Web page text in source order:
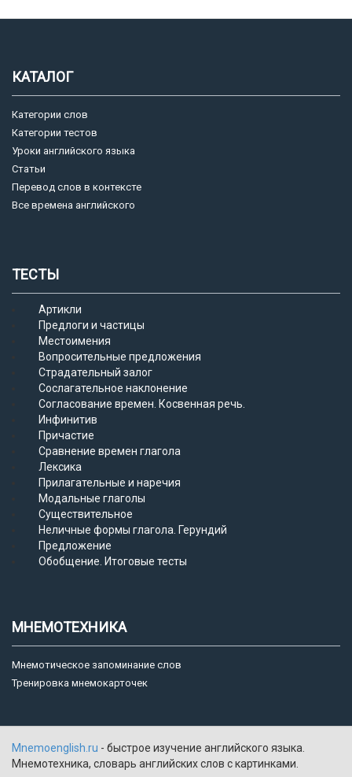
КАТАЛОГ
Категории слов
Категории тестов
Уроки английского языка
Статьи
Перевод слов в контексте
Все времена английского
ТЕСТЫ
Артикли
Предлоги и частицы
Местоимения
Вопросительные предложения
Страдательный залог
Сослагательное наклонение
Согласование времен. Косвенная речь.
Инфинитив
Причастие
Сравнение времен глагола
Лексика
Прилагательные и наречия
Модальные глаголы
Существительное
Неличные формы глагола. Герундий
Предложение
Обобщение. Итоговые тесты
МНЕМОТЕХНИКА
Мнемотическое запоминание слов
Тренировка мнемокарточек
Mnemoenglish.ru - быстрое изучение английского языка.
Мнемотехника, словарь английских слов с картинками.